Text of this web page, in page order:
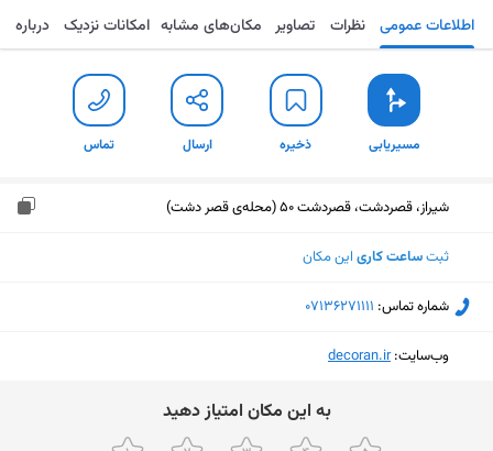
مسیریابی ذخیره ارسال تماس اطلاعات عمومی نظرات تصاویر مکان‌های مشابه امکانات نزدیک درباره
مسیریابی ذخیره ارسال تماس
شیراز، قصردشت، قصردشت 50 (محله‌ی قصر دشت)
ثبتساعت کاری این مکان
شماره تماس: ‎07136271111
وب‌سایت:‎decoran.ir
ﺑﻪ اﯾﻦ ﻣﮑﺎن اﻣﺘﯿﺎز دﻫﯿﺪ